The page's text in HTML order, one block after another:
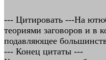
--- Цитировать ---На
теориями заговоров и в
подавляющее
--- Конец цитаты ---